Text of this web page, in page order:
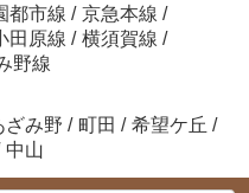
都市線 / 京急本線 /
田原線 / 横須賀線 /
野線
ざみ野 / 町田 / 希望ケ丘 /
中山